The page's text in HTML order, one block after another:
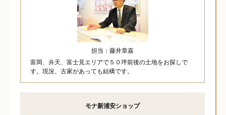
担当：藤井章嘉
富岡、弁天、富士見エリアで５０坪前後の土地をお探しで
す。現況、古家があっても結構です。
モナ新浦安ショップ